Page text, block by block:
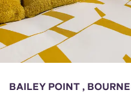
Compte
Selecciona un país
Portuguese
BAILEY POINT ,